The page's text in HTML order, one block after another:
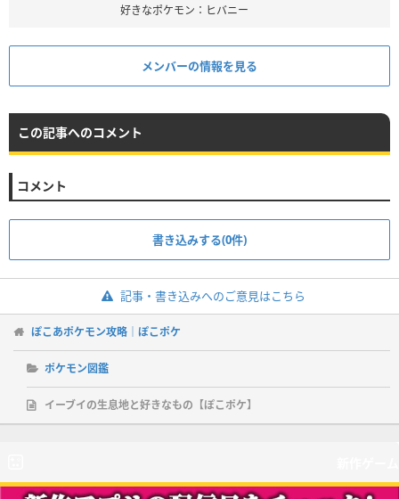
好きなポケモン：ヒバニー
メンバーの情報を見る
この記事へのコメント
コメント
書き込みする(0件)
記事・書き込みへのご意見はこちら
ぽこあポケモン攻略｜ぽこポケ
ポケモン図鑑
イーブイの生息地と好きなもの【ぽこポケ】